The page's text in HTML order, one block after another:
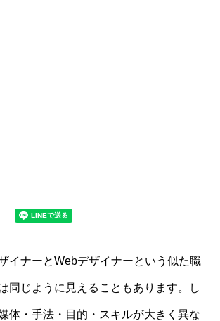
イナーとWebデザイナーという似た職
同じように見えることもあります。し
体・手法・目的・スキルが大きく異な